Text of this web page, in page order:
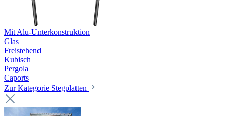
Mit Alu-Unterkonstruktion
Glas
Freistehend
Kubisch
Pergola
Caports
Zur Kategorie Stegplatten